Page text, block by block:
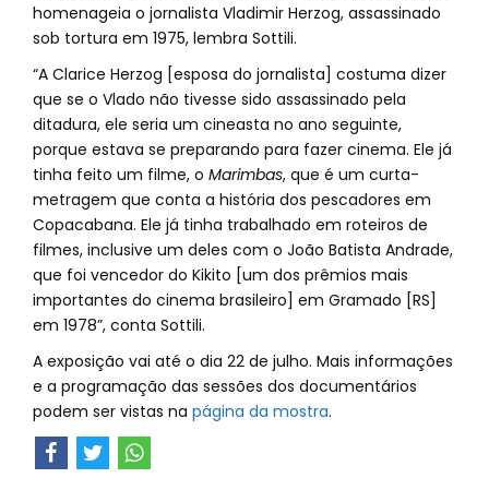
homenageia o jornalista Vladimir Herzog, assassinado
sob tortura em 1975, lembra Sottili.
“A Clarice Herzog [esposa do jornalista] costuma dizer
que se o Vlado não tivesse sido assassinado pela
ditadura, ele seria um cineasta no ano seguinte,
porque estava se preparando para fazer cinema. Ele já
tinha feito um filme, o Marimbas, que é um curta-
metragem que conta a história dos pescadores em
Copacabana. Ele já tinha trabalhado em roteiros de
filmes, inclusive um deles com o João Batista Andrade,
que foi vencedor do Kikito [um dos prêmios mais
importantes do cinema brasileiro] em Gramado [RS]
em 1978”, conta Sottili.
A exposição vai até o dia 22 de julho. Mais informações
e a programação das sessões dos documentários
podem ser vistas na página da mostra.